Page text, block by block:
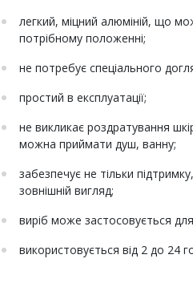
легкий, міцний алюміній, що
потрібному положенні;
не потребує спеціального
простий в експлуатації;
не викликає роздратування
можна приймати душ, ванну;
забезпечує не тільки
зовнішній вигляд;
виріб може застосовується
використовується від 2 до 24